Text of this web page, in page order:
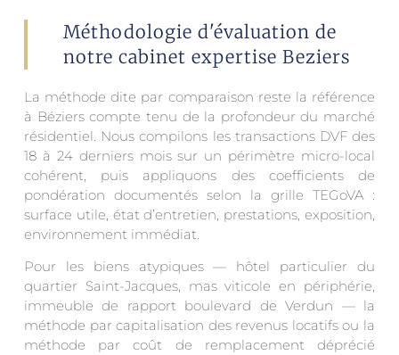
Méthodologie d'évaluation de
notre cabinet expertise Beziers
La méthode dite par comparaison reste la référence
à Béziers compte tenu de la profondeur du marché
résidentiel. Nous compilons les transactions DVF des
18 à 24 derniers mois sur un périmètre micro-local
cohérent, puis appliquons des coefficients de
pondération documentés selon la grille TEGoVA :
surface utile, état d’entretien, prestations, exposition,
environnement immédiat.
Pour les biens atypiques — hôtel particulier du
quartier Saint-Jacques, mas viticole en périphérie,
immeuble de rapport boulevard de Verdun — la
méthode par capitalisation des revenus locatifs ou la
méthode par coût de remplacement déprécié